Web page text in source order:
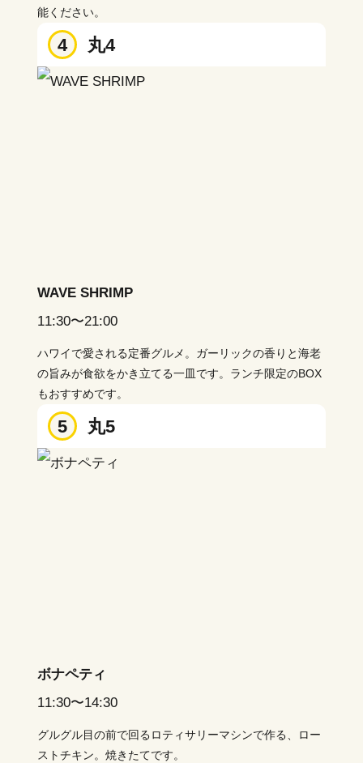
能ください。
4 丸4
WAVE SHRIMP
11:30〜21:00
ハワイで愛される定番グルメ。ガーリックの香りと海老
の旨みが食欲をかき立てる一皿です。ランチ限定のBOX
もおすすめです。
5 丸5
ボナペティ
11:30〜14:30
グルグル目の前で回るロティサリーマシンで作る、ロー
ストチキン。焼きたてです。